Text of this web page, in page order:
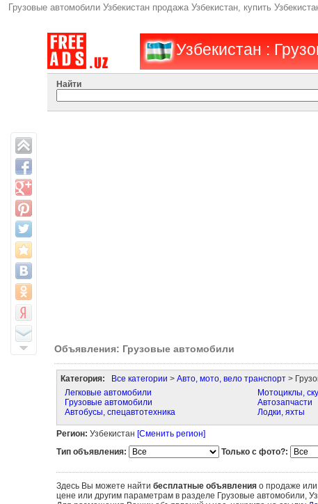
Грузовые автомобили Узбекистан продажа Узбекистан, купить
Узбекистан :
Найти
Объявления: Грузовые автомобили
Категория: Все категории > Авто, мото, вело транспорт>
Легковые автомобили
Грузовые автомобили
Автобусы, спецавтотехника
Мотоциклы,
Автозапчасти
Лодки, яхты
Регион: Узбекистан [Сменить регион]
Тип объявления:
Только с фото?:
Здесь Вы можете найти бесплатные объявленияо продаже или
цене или другим параметрам в разделе Грузовые автомобили,